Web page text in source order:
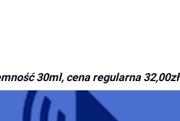
30ml, cena regularna 32,00zł